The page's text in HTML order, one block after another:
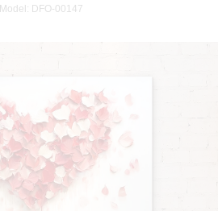
Model: DFO-00147